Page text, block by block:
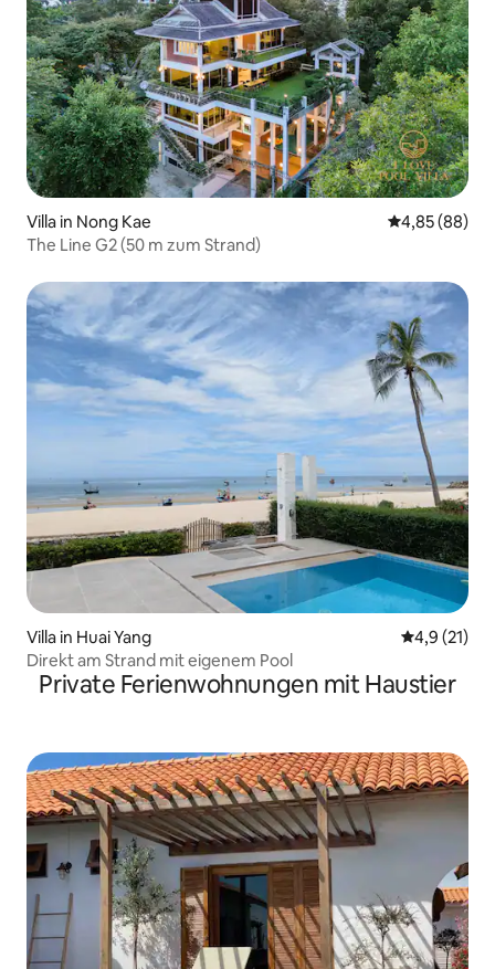
Villa in Nong Kae
4,85 (88)
The Line G2 (50 m zum Strand)
Villa in Huai Yang
4,9 (21)
Direkt am Strand mit eigenem Pool
Private Ferienwohnungen mit Haustier